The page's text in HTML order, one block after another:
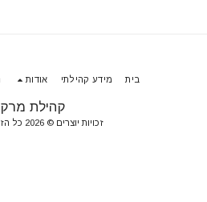
קהילת
זכויות יוצרים © 2026 כל הזכויות שמורות
בית מידע קהילתי אודות